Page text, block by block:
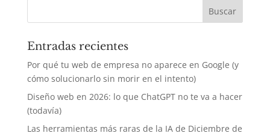
Entradas recientes
Por qué tu web de empresa no aparece en Google (y
cómo solucionarlo sin morir en el intento)
Diseño web en 2026: lo que ChatGPT no te va a hacer
(todavía)
Las herramientas más raras de la IA de Diciembre de